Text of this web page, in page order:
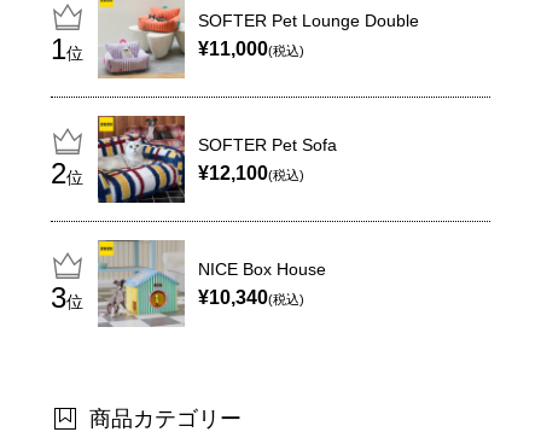
位
SOFTER Pet Lounge Double
¥11,000(税込)
位
SOFTER Pet Sofa
¥12,100(税込)
位
NICE Box House
¥10,340(税込)
商品カテゴリー